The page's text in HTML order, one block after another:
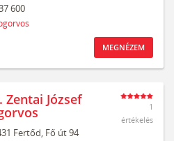
600
MEGNÉZEM
Zentai József
Fertőd, Fő út 94
1
értékelés